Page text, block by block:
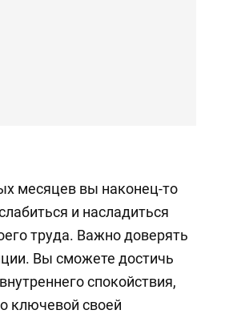
месяцев вы наконец-то
и насладиться
труда. Важно доверять
Вы сможете достичь
спокойствия,
ключевой своей